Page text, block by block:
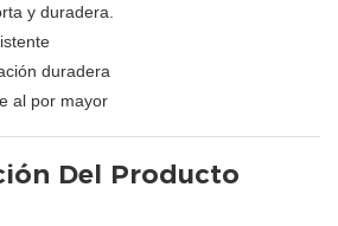
y duradera.
duradera
al por mayor
Del Producto